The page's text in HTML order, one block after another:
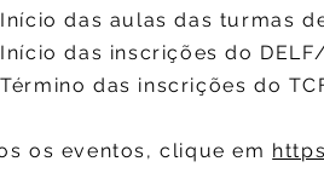
Início das aulas das turmas
Início das inscrições do
Término das inscrições do
os eventos, clique em